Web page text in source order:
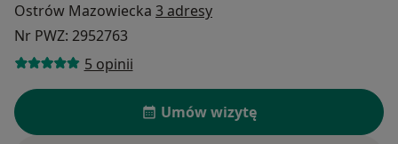
Ostrów Mazowiecka 3 adresy
Nr PWZ: 2952763
5 opinii
Umów wizytę